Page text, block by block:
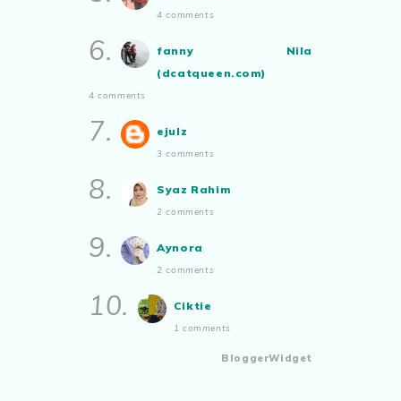
4 comments
6.
fanny Nila
(dcatqueen.com)
4 comments
7. ejulz
3 comments
8. Syaz Rahim
2 comments
9. Aynora
2 comments
10. Ciktie
1 comments
BloggerWidget